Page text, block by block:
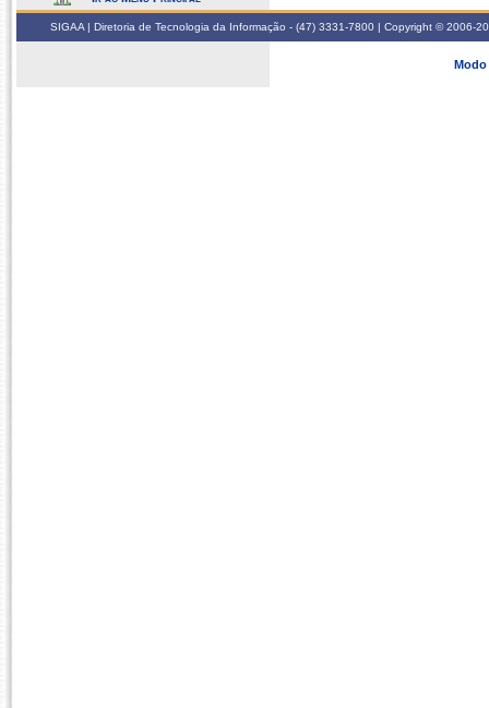
SIGAA | Diretoria de Tecnologia da Informação - (47) 3331-7800 | Copyright © 2006-
Modo